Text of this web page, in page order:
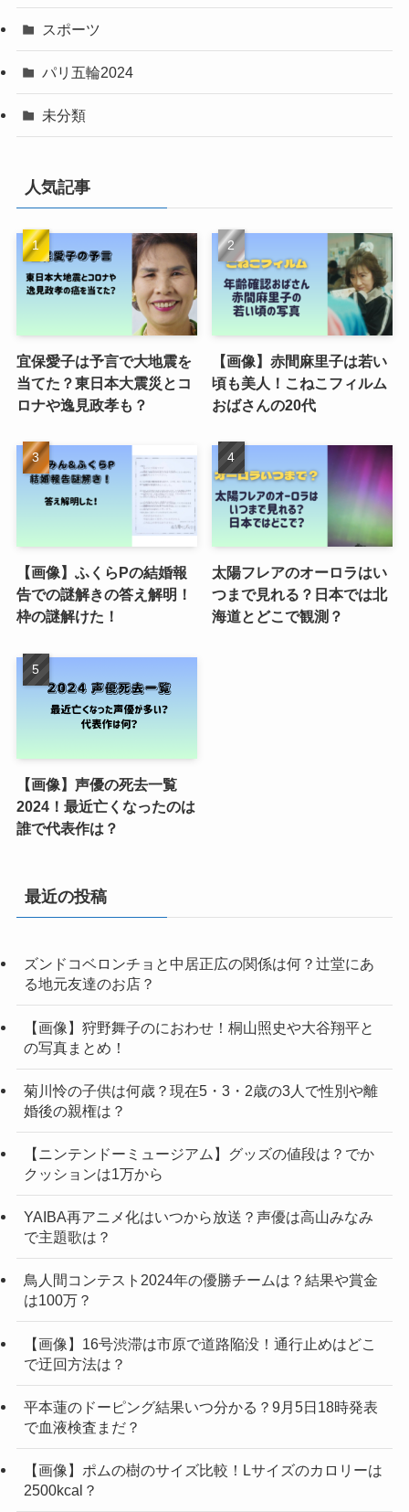
スポーツ
パリ五輪2024
未分類
人気記事
宜保愛子は予言で大地震を
当てた？東日本大震災とコ
ロナや逸見政孝も？
【画像】赤間麻里子は若い
頃も美人！こねこフィルム
おばさんの20代
【画像】ふくらPの結婚報
告での謎解きの答え解明！
枠の謎解けた！
太陽フレアのオーロラはい
つまで見れる？日本では北
海道とどこで観測？
【画像】声優の死去一覧
2024！最近亡くなったのは
誰で代表作は？
最近の投稿
ズンドコベロンチョと中居正広の関係は何？辻堂にあ
る地元友達のお店？
【画像】狩野舞子のにおわせ！桐山照史や大谷翔平と
の写真まとめ！
菊川怜の子供は何歳？現在5・3・2歳の3人で性別や離
婚後の親権は？
【ニンテンドーミュージアム】グッズの値段は？でか
クッションは1万から
YAIBA再アニメ化はいつから放送？声優は高山みなみ
で主題歌は？
鳥人間コンテスト2024年の優勝チームは？結果や賞金
は100万？
【画像】16号渋滞は市原で道路陥没！通行止めはどこ
で迂回方法は？
平本蓮のドーピング結果いつ分かる？9月5日18時発表
で血液検査まだ？
【画像】ポムの樹のサイズ比較！Lサイズのカロリーは
2500kcal？